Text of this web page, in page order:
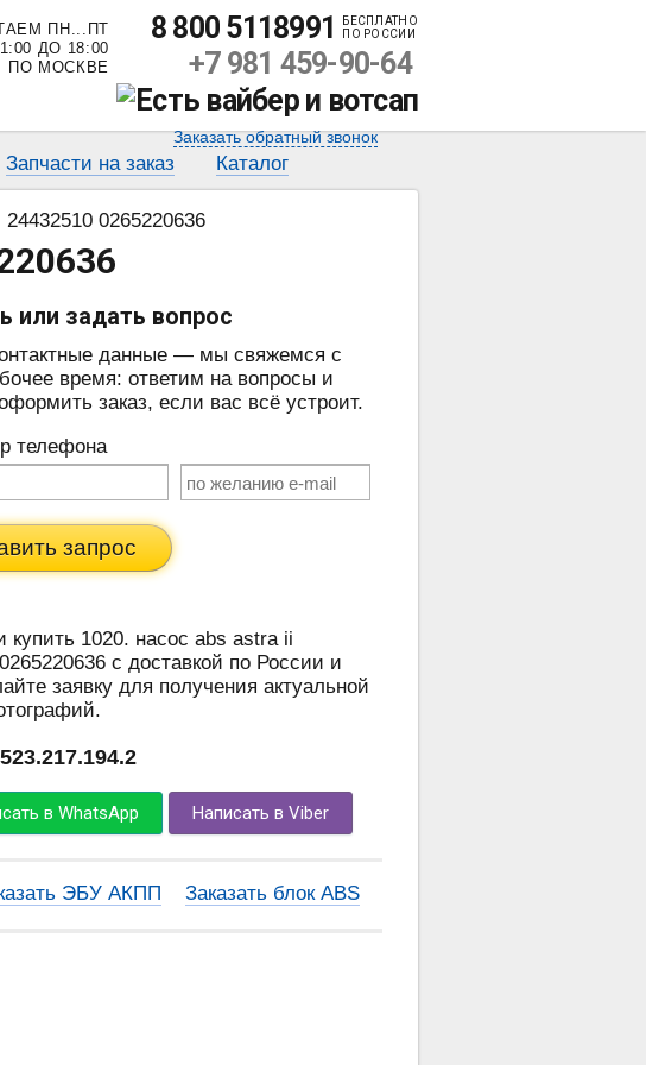
ПН...ПТ
ДО 18:00
ПО МОСКВЕ
8 800 5118991
БЕСПЛАТНО
ПО РОССИИ
+7 981 459-90-64
Заказать обратный звонок
Запчасти на заказ Каталог
0265220636
или задать вопрос
данные — мы свяжемся с
время: ответим на вопросы и
заказ, если вас всё устроит.
телефона
запрос
купить 1020. насос abs astra ii
с доставкой по России и
заявку для получения актуальной
523.217.194.2
в WhatsApp Написать в Viber
ЭБУ АКПП Заказать блок ABS